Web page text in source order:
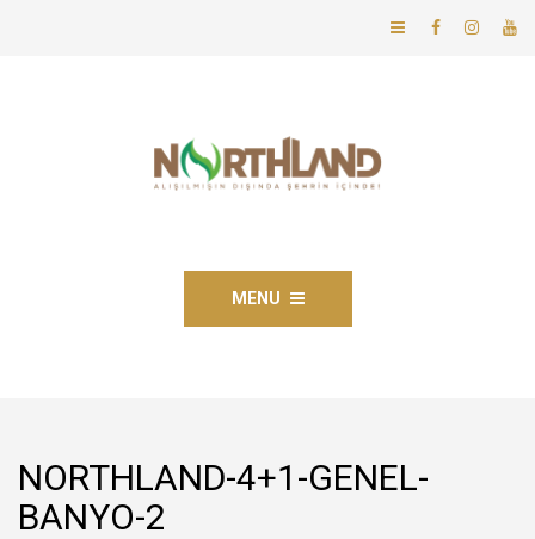
MENU
NORTHLAND-4+1-GENEL-
BANYO-2